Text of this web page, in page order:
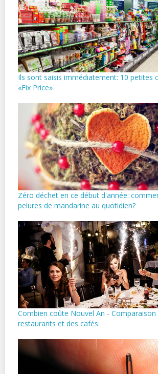
Ils sont saisis immédiatement: 10 petites
«Fix Price»
Zéro déchet en ce début d'année:
pelures de mandarine au quotidien?
Combien coûte Nouvel An - Comparaison
restaurants et des cafés